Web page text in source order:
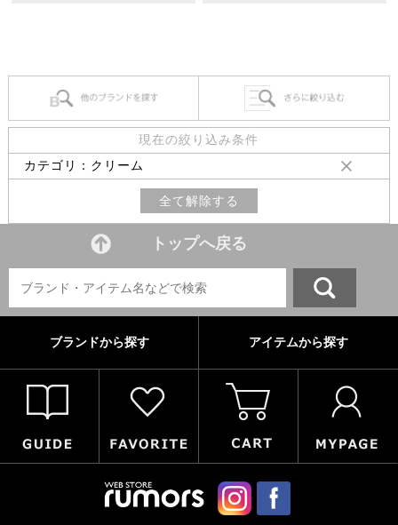
現在の絞り込み条件
カテゴリ：クリーム
全て解除する
トップへ戻る
ブランドから探す アイテムから探す